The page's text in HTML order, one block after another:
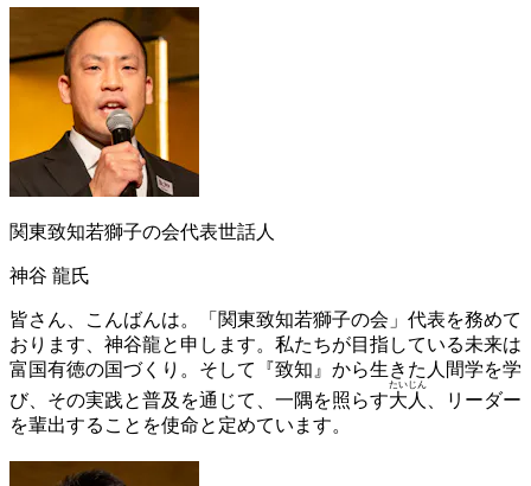
関東致知若獅子の会代表世話人
神谷 龍氏
皆さん、こんばんは。「関東致知若獅子の会」代表を務めて
おります、神谷龍と申します。私たちが目指している未来は
富国有徳の国づくり。そして『致知』から生きた人間学を学
び、その実践と普及を通じて、一隅を照らす大人
たいじん
、リーダー
を輩出することを使命と定めています。